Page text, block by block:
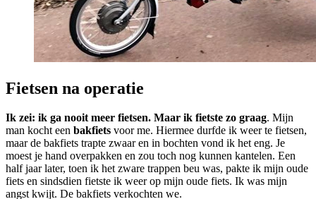
Fietsen na operatie
Ik zei: ik ga nooit meer fietsen. Maar ik fietste zo graag. Mijn
man kocht een bakfiets voor me. Hiermee durfde ik weer te fietsen,
maar de bakfiets trapte zwaar en in bochten vond ik het eng. Je
moest je hand overpakken en zou toch nog kunnen kantelen. Een
half jaar later, toen ik het zware trappen beu was, pakte ik mijn oude
fiets en sindsdien fietste ik weer op mijn oude fiets. Ik was mijn
angst kwijt. De bakfiets verkochten we.